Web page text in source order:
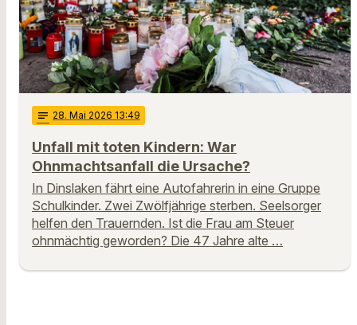
notes 28. Mai 2026 13:49
Unfall mit toten Kindern: War
Ohnmachtsanfall die Ursache?
In Dinslaken fährt eine Autofahrerin in eine Gruppe
Schulkinder. Zwei Zwölfjährige sterben. Seelsorger
helfen den Trauernden. Ist die Frau am Steuer
ohnmächtig geworden? Die 47 Jahre alte …